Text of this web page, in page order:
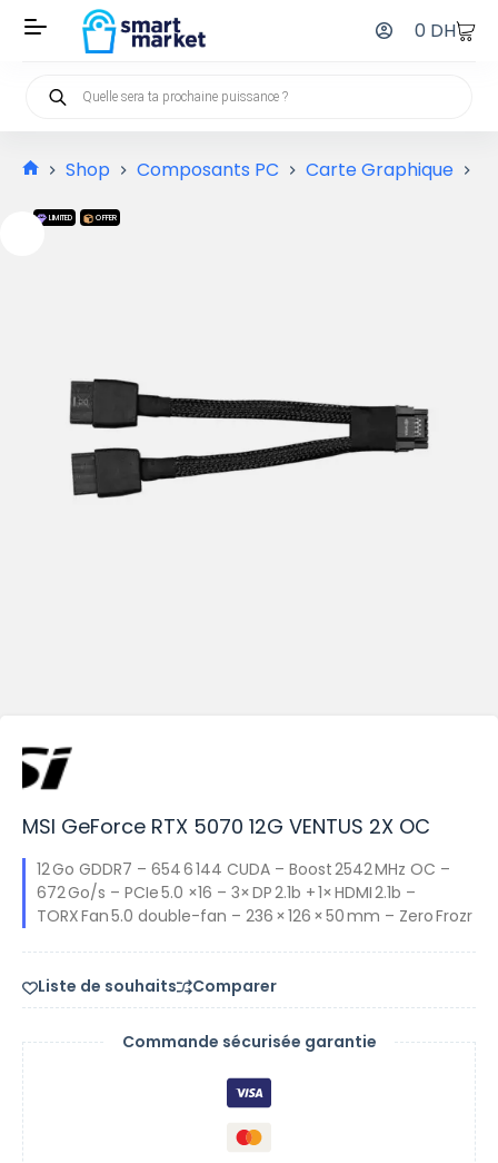
0 DH
Shop Composants PC Carte Graphique
LIMITED OFFER
MSI GeForce RTX 5070 12G VENTUS 2X OC
12 Go GDDR7 – 654 6 144 CUDA – Boost 2542 MHz OC –
672 Go/s – PCIe 5.0 ×16 – 3× DP 2.1b + 1× HDMI 2.1b –
TORX Fan 5.0 double-fan – 236 × 126 × 50 mm – Zero Frozr
Liste de souhaits Comparer
Commande sécurisée garantie